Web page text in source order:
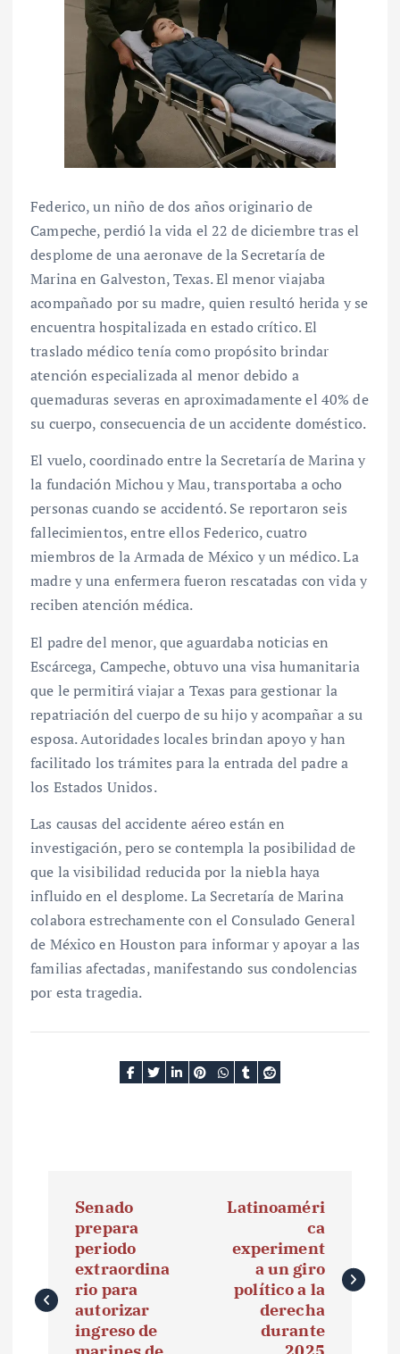
Federico, un niño de dos años originario de
Campeche, perdió la vida el 22 de diciembre tras el
desplome de una aeronave de la Secretaría de
Marina en Galveston, Texas. El menor viajaba
acompañado por su madre, quien resultó herida y se
encuentra hospitalizada en estado crítico. El
traslado médico tenía como propósito brindar
atención especializada al menor debido a
quemaduras severas en aproximadamente el 40% de
su cuerpo, consecuencia de un accidente doméstico.
El vuelo, coordinado entre la Secretaría de Marina y
la fundación Michou y Mau, transportaba a ocho
personas cuando se accidentó. Se reportaron seis
fallecimientos, entre ellos Federico, cuatro
miembros de la Armada de México y un médico. La
madre y una enfermera fueron rescatadas con vida y
reciben atención médica.
El padre del menor, que aguardaba noticias en
Escárcega, Campeche, obtuvo una visa humanitaria
que le permitirá viajar a Texas para gestionar la
repatriación del cuerpo de su hijo y acompañar a su
esposa. Autoridades locales brindan apoyo y han
facilitado los trámites para la entrada del padre a
los Estados Unidos.
Las causas del accidente aéreo están en
investigación, pero se contempla la posibilidad de
que la visibilidad reducida por la niebla haya
influido en el desplome. La Secretaría de Marina
colabora estrechamente con el Consulado General
de México en Houston para informar y apoyar a las
familias afectadas, manifestando sus condolencias
por esta tragedia.
e
Senado
prepara
periodo
extraordina
rio para
autorizar
ingreso de
Latinoaméri
ca
experiment
a un giro
político a la
derecha
durante